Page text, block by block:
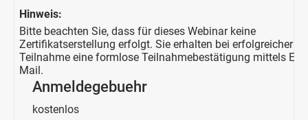
Hinweis:
Bitte beachten Sie, dass für dieses Webinar keine
Zertifikatserstellung erfolgt. Sie erhalten bei erfolgreicher
Teilnahme eine formlose Teilnahmebestätigung mittels E-
Mail.
Anmeldegebuehr
kostenlos